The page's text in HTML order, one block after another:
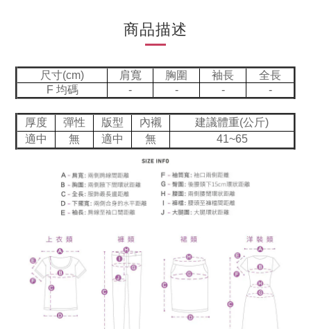
商品描述
尺寸(cm) 肩寬 胸圍 袖長
全長
F 均碼
- - - -
厚度 彈性 版型 內襯
建議體重(公斤)
適中
無 適中 無 41~65